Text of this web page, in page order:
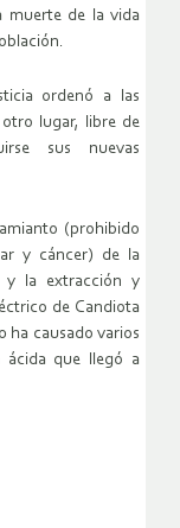
muerte de la vida
ordenó a las
lugar, libre de
sus nuevas
(prohibido
y cáncer) de la
y la extracción y
de Candiota
ha causado varios
ácida que llegó a